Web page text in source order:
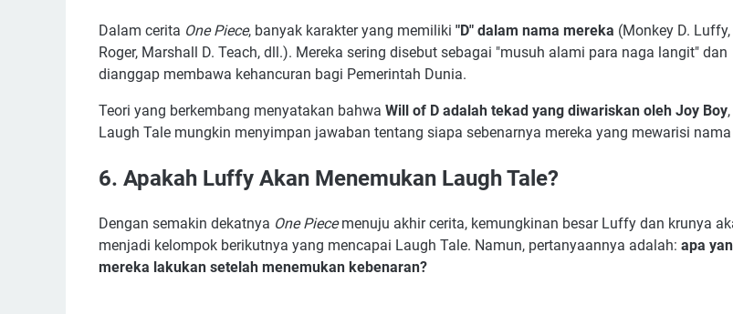
Dalam cerita One Piece, banyak karakter yang memiliki "D" dalam nama mereka (Monkey D. Luffy,
Roger, Marshall D. Teach, dll.). Mereka sering disebut sebagai "musuh alami para naga langit" dan
dianggap membawa kehancuran bagi Pemerintah Dunia.
Teori yang berkembang menyatakan bahwa Will of D adalah tekad yang diwariskan oleh Joy Boy
Laugh Tale mungkin menyimpan jawaban tentang siapa sebenarnya mereka yang mewarisi nama
6. Apakah Luffy Akan Menemukan Laugh Tale?
Dengan semakin dekatnya One Piecemenuju akhir cerita, kemungkinan besar Luffy dan krunya
menjadi kelompok berikutnya yang mencapai Laugh Tale. Namun, pertanyaannya adalah: apa
mereka lakukan setelah menemukan kebenaran?